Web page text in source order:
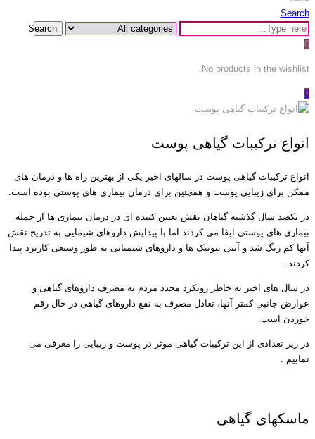
Search
Search
0
No products in the wishlist.
0
انواع ترکیبات گیاهی پوست
انواع ترکیبات گیاهی پوست در سالهای اخیر یکی از بهترین راه ها و درمان های
ممکن برای زیبایی پوست و همچنین برای درمان بیماری های پوستی بوده است.
در یکصد سال گذشته گیاهان نقش تعیین کننده ای در درمان بیماری ها از جمله
بیماری های پوستی ایفا می کردند اما با پیدایش داروهای شیمایی به تدریج نقش
آنها کم رنگ شد و آنتی بیوتیک ها و داروهای شیمیایی به طور وسیعی کاربرد پیدا
کردند.
در سال های اخیر به خاطر رویکرد مجدد مردم به مصرف داروهای گیاهی و
عوارض جانبی کمتر آنها، تعادل مصرف به نفع داروهای گیاهی در حال رقم
خوردن است.
در زیر تعدادی از این ترکیبات گیاهی موثر در پوست و زیبایی را معرفی می
نماییم .
ماسکهای گیاهی